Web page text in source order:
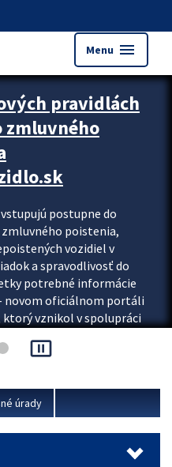
Menu menu
pravidlách
postupne do
poistenia,
vozidiel v
a spravodlivosť do
potrebné informácie
novom oficiálnom portáli
vznikol v spolupráci
vnútra SR.
pause_presentation
úrady